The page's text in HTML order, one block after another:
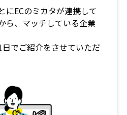
ら、マッチしている企業
でご紹介をさせていただ